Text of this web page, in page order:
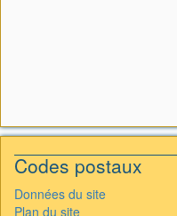
Codes postaux
Données du site
Plan du site